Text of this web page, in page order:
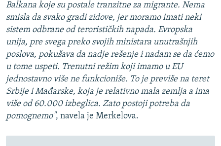
Balkana koje su postale tranzitne za migrante. Nema
smisla da svako gradi zidove, jer moramo imati neki
sistem odbrane od terorističkih napada. Evropska
unija, pre svega preko svojih ministara unutrašnjih
poslova, pokušava da nadje rešenje i nadam se da ćemo
u tome uspeti. Trenutni režim koji imamo u EU
jednostavno više ne funkcioniše. To je previše na teret
Srbije i Mađarske, koja je relativno mala zemlja a ima
više od 60.000 izbeglica. Zato postoji potreba da
pomognemo", navela je Merkelova.